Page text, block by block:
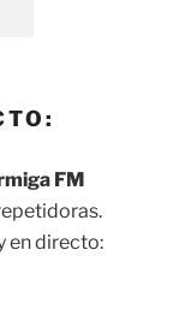
FM
en directo: